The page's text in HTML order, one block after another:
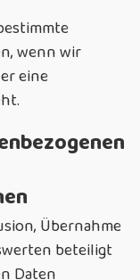
wenn wir
eine
Übernahme
beteiligt
Daten